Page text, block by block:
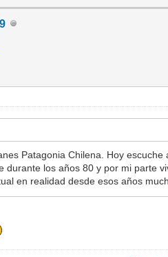
Patagonia Chilena. Hoy
durante los años 80 y por mi parte
en realidad desde esos años